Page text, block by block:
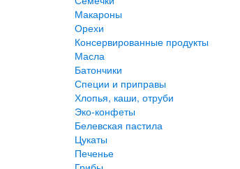
Макароны
Орехи
Консервированные продукты
Масла
Батончики
Специи и приправы
Хлопья, каши, отруби
Эко-конфеты
Белевская пастила
Цукаты
Печенье